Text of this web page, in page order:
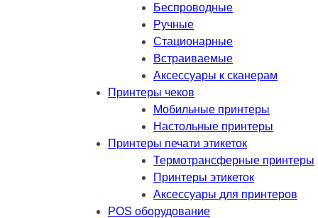
Беспроводные
Ручные
Стационарные
Встраиваемые
Аксессуары к сканерам
Принтеры чеков
Мобильные принтеры
Настольные принтеры
Принтеры печати этикеток
Термотрансферные принтеры
Принтеры этикеток
Аксессуары для принтеров
POS оборудование